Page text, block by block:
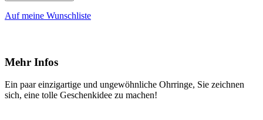
Auf meine Wunschliste
Mehr Infos
Ein paar einzigartige und ungewöhnliche Ohrringe, Sie zeichnen
sich, eine tolle Geschenkidee zu machen!